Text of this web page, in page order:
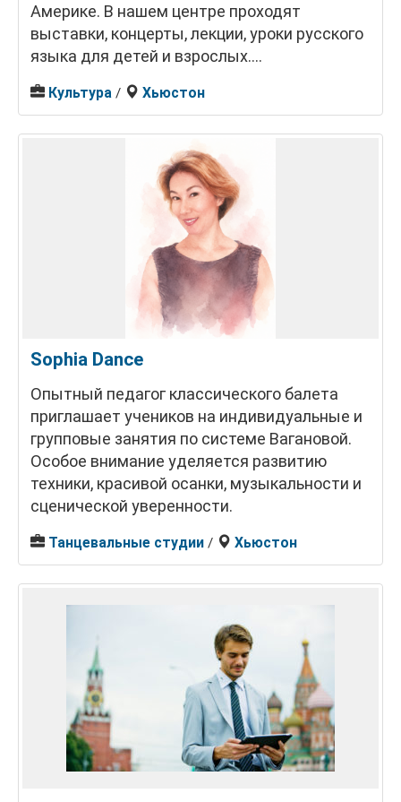
Америке. В нашем центре проходят
выставки, концерты, лекции, уроки русского
языка для детей и взрослых....
Культура / Хьюстон
Sophia Dance
Опытный педагог классического балета
приглашает учеников на индивидуальные и
групповые занятия по системе Вагановой.
Особое внимание уделяется развитию
техники, красивой осанки, музыкальности и
сценической уверенности.
Танцевальные студии / Хьюстон